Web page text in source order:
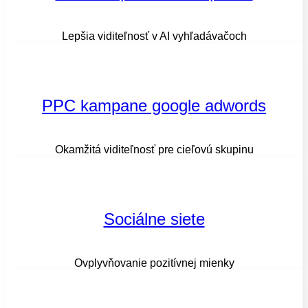
Lepšia viditeľnosť v AI vyhľadávačoch
PPC kampane google adwords​
Okamžitá viditeľnosť pre cieľovú skupinu
Sociálne siete
Ovplyvňovanie pozitívnej mienky